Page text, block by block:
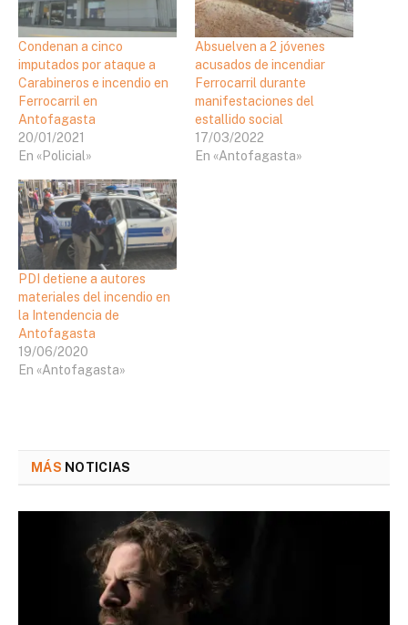
Condenan a cinco
imputados por ataque a
Carabineros e incendio en
Ferrocarril en
Antofagasta
20/01/2021
En «Policial»
Absuelven a 2 jóvenes
acusados de incendiar
Ferrocarril durante
manifestaciones del
estallido social
17/03/2022
En «Antofagasta»
PDI detiene a autores
materiales del incendio en
la Intendencia de
Antofagasta
19/06/2020
En «Antofagasta»
MÁS NOTICIAS